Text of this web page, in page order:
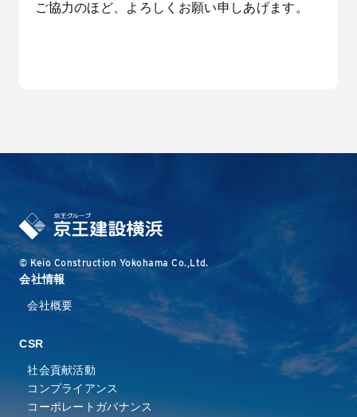
ご協力のほど、よろしくお願い申しあげます。
© Keio Construction Yokohama Co.,Ltd.
会社情報
会社概要
CSR
社会貢献活動
コンプライアンス
コーポレートガバナンス